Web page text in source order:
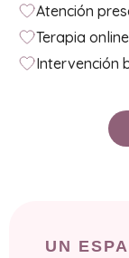
Atención
Terapia
Intervención
UN